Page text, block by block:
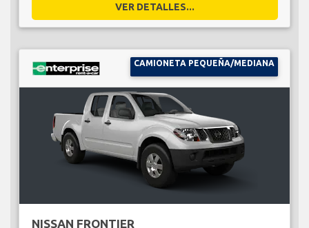
VER DETALLES...
CAMIONETA PEQUEÑA/MEDIANA
NISSAN FRONTIER